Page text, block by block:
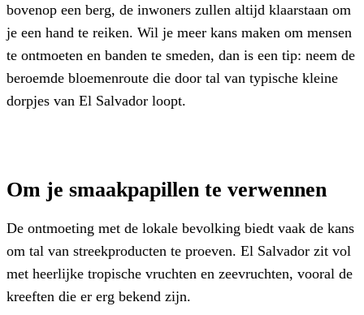
bovenop een berg, de inwoners zullen altijd klaarstaan om
je een hand te reiken. Wil je meer kans maken om mensen
te ontmoeten en banden te smeden, dan is een tip: neem de
beroemde bloemenroute die door tal van typische kleine
dorpjes van El Salvador loopt.
Om je smaakpapillen te verwennen
De ontmoeting met de lokale bevolking biedt vaak de kans
om tal van streekproducten te proeven. El Salvador zit vol
met heerlijke tropische vruchten en zeevruchten, vooral de
kreeften die er erg bekend zijn.